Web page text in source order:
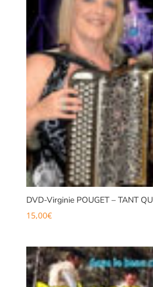
DVD-Virginie POUGET – TANT
15,00€